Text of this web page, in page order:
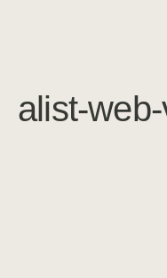
alist-